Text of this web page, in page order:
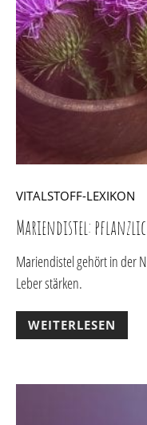
VITALSTOFF-LEXIKON
Mariendistel:
Mariendistel gehört in der
Leber stärken.
WEITERLESEN